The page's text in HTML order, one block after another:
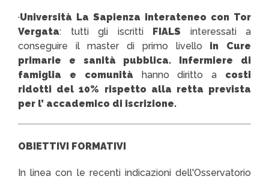
·Università La Sapienza interateneo con Tor
Vergata: tutti gli iscritti FIALS interessati a
conseguire il master di primo livello in Cure
primarie e sanità pubblica. Infermiere di
famiglia e comunità hanno diritto a costi
ridotti del 10% rispetto alla retta prevista
per l’ accademico di iscrizione.
OBIETTIVI FORMATIVI
In linea con le recenti indicazioni dell'Osservatorio